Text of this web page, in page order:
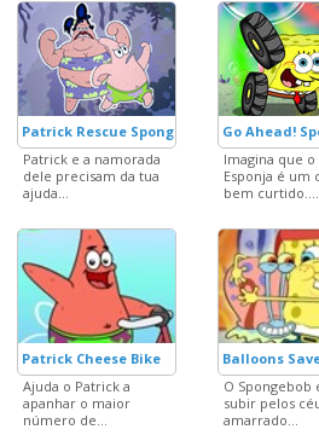
Patrick Rescue SpongeBob
Patrick e a namorada
dele precisam da tua
ajuda...
Go Ahead!
Imagina que o
Esponja é um
bem curtido....
Patrick Cheese Bike
Ajuda o Patrick a
apanhar o maior
número de...
Balloons
O Spongebob
subir pelos
amarrado...